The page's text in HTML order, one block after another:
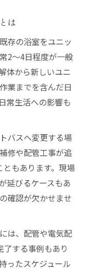
は
存の浴室をユニッ
2～4日程度が一般
体から新しいユニ
業までを含んだ日
常生活への影響も
バスへ変更する場
修や配管工事が追
もあります。現場
延びるケースもあ
確認が欠かせませ
は、配管や電気配
する事例もあり
ったスケジュール